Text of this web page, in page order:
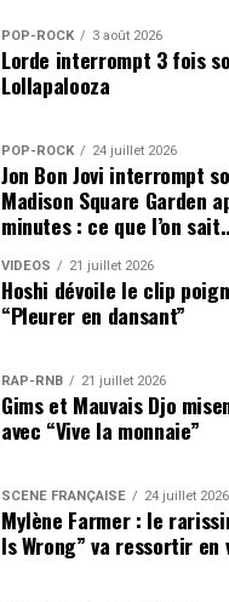
AVISHAI COHEN LEONARD
POP-ROCK 3 août 2026
Lorde interrompt 3 fois
Lollapalooza
POP-ROCK 24 juillet 2026
Jon Bon Jovi interrompt
Madison Square Garden
minutes : ce que l’on
VIDEOS 21 juillet 2026
Hoshi dévoile le clip
“Pleurer en dansant”
RAP-RNB 21 juillet 2026
Gims et Mauvais Djo
avec “Vive la monnaie”
SCÈNE FRANÇAISE 24 juillet 2026
Mylène Farmer : le
Is Wrong” va ressortir en